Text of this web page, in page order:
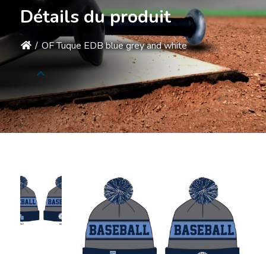
Détails du produit
/ OF Tuque EDB blue grey and white